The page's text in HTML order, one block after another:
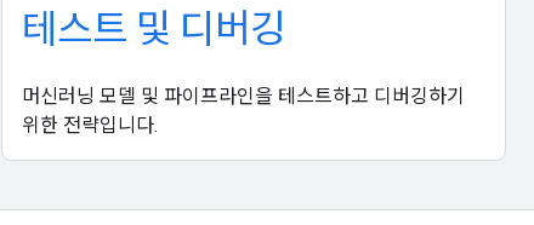
테스트 및 디버깅
머신러닝 모델 및 파이프라인을 테스트하고 디버깅하기
위한 전략입니다.